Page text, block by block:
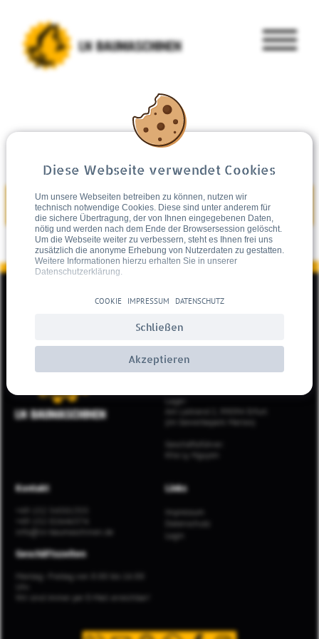
GEBRAUCHT KAUFEN
Impressum
LN Baumaschinen Gmbh & Co. KG
Lager:
Am Laitrand 2, 99094 Erfurt
(im Gewerbepark Marlex)
Geschäftsführer:
Kha Ly Nguyen
Kontakt
info@ln-baumaschinen.de
Geschäftszeiten
Montag - Freitag von 8:00 bis 16:00
Wir sind immer per E-Mail erreichbar!
Links
Impressum
Datenschutz
Login
COOKIE IMPRESSUM DATENSCHUTZ
Diese Webseite verwendet Cookies
Um unsere Webseiten betreiben zu können, nutzen wir
technisch notwendige Cookies. Diese sind unter anderem für
die sichere Übertragung, der von Ihnen eingegebenen Daten,
nötig und werden nach dem Ende der Browsersession gelöscht.
Um die Webseite weiter zu verbessern, steht es Ihnen frei uns
zusätzlich die anonyme Erhebung von Nutzerdaten zu gestatten.
Weitere Informationen hierzu erhalten Sie in unserer
Datenschutzerklärung.
Schließen
Akzeptieren